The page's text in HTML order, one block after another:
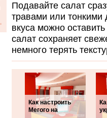
Подавайте салат
травами или
вкуса можно
салат сохраняет
немного терять
Как настроить
Мегого на